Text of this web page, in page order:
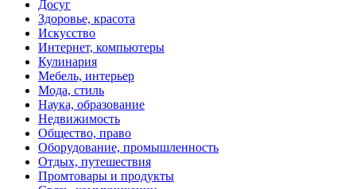
Досуг
Здоровье, красота
Искусство
Интернет, компьютеры
Кулинария
Мебель, интерьер
Мода, стиль
Наука, образование
Недвижимость
Общество, право
Оборудование, промышленность
Отдых, путешествия
Промтовары и продукты